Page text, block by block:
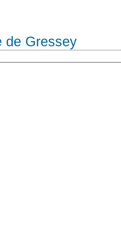
de Gressey